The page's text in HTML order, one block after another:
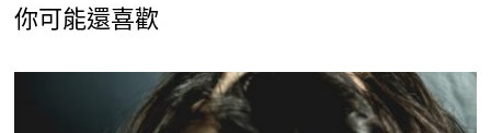
你可能還喜歡